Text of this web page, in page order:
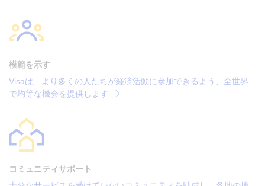
模範を示す
Visaは、より多くの人たちが経済活動に参加できるよう、全世界
で均等な機会を提供します
コミュニティサポート